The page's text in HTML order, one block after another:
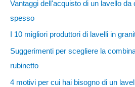
Vantaggi dell'acquisto di un lavello da
spesso
I 10 migliori produttori di lavelli in
Suggerimenti per scegliere la
rubinetto
4 motivi per cui hai bisogno di un